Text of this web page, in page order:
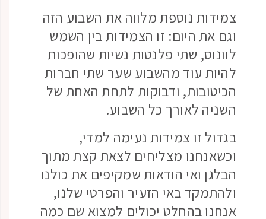
צמידות נוספת מלווה את השבוע הזה
וגם את היום: זו הצמידות בין השמש
לוונוס, שתי פלנטות נשיות שהופכות
להיות עוד מהשבוע שער שתי חברות
הכיטובות, ודבוקות לתחת האחת של
השניה לאורך כל השבוע.
בגדול זו צמידות נעימה למדי,
וכשאנחנו מצליחים לצאת קצת מתוך
הבלגן ואי הודאות שמקיפים את כולנו
ולהתמקד באי הזעיר והפרטי שלנו,
אנחנו בהחלט יכולים למצוא שם כמה